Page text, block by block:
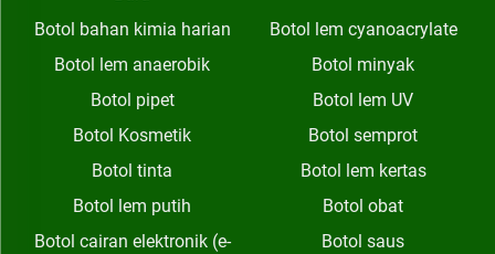
Botol bahan kimia harian
Botol lem cyanoacrylate
Botol lem anaerobik
Botol minyak
Botol pipet
Botol lem UV
Botol Kosmetik
Botol semprot
Botol tinta
Botol lem kertas
Botol lem putih
Botol obat
Botol cairan elektronik (e-
Botol saus